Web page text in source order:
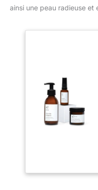
ainsi une peau radieuse et